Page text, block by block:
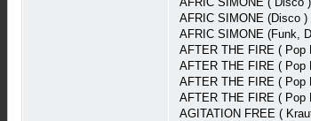
AFRIC SIMONE (Disco
AFRIC SIMONE (Funk,
AFTER THE FIRE ( Pop
AFTER THE FIRE ( Pop
AFTER THE FIRE ( Pop
AFTER THE FIRE ( Pop
AGITATION FREE (